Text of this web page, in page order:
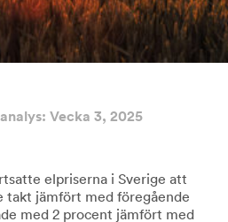
Vecka 3, 2025
elpriserna i Sverige att
takt jämfört med föregående
med 2 procent jämfört med